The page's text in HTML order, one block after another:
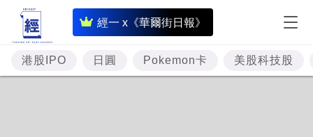
經一 x《華爾街日報》
即
時
財
經
港股IPO 日圓 Pokemon卡 美股科技股